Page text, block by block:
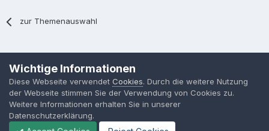
zur Themenauswahl
MPP-Engineering
Powered by Invision Community
Wichtige Informationen
Diese Webseite verwendet Cookies. Durch die weitere Nutzung
der Webseite stimmen Sie der Verwendung von Cookies zu.
Weitere Informationen erhalten Sie in unserer
Datenschutzerklärung.